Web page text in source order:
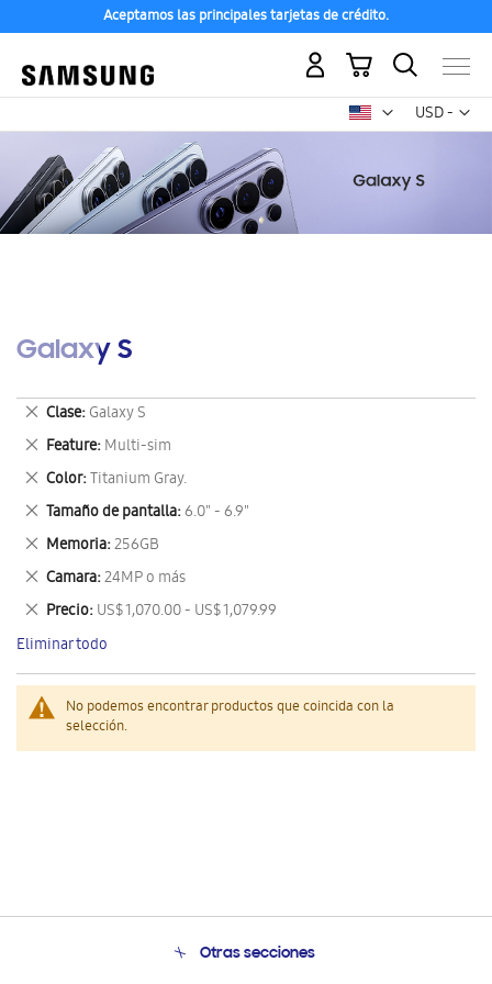
Aceptamos las principales tarjetas de crédito.
USD -
dólar
Mi carrito
Galaxy S
No podemos encontrar productos que coincida con la
selección.
Clase Galaxy S
Eliminar
este
artículo
Feature Multi-sim
Eliminar
este
artículo
Color Titanium Gray.
Eliminar
este
artículo
Tamaño de pantalla 6.0" - 6.9"
Eliminar
este
artículo
Memoria 256GB
Eliminar
este
artículo
Camara 24MP o más
Eliminar
este
artículo
Precio US$ 1,070.00 - US$ 1,079.99
Eliminar
este
artículo
Eliminar todo
Otras secciones